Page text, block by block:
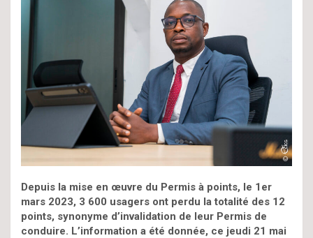
Depuis la mise en œuvre du Permis à points, le 1er
mars 2023, 3 600 usagers ont perdu la totalité des 12
points, synonyme d’invalidation de leur Permis de
conduire. L’information a été donnée, ce jeudi 21 mai